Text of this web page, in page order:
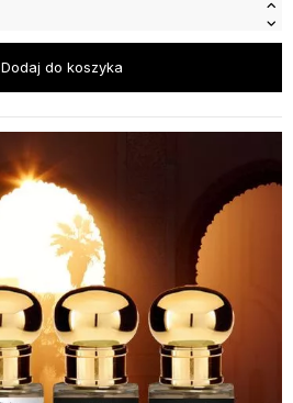
Dodaj do koszyka